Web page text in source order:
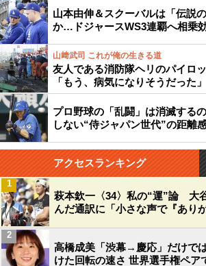
山本由伸＆スクーバルは「伝説
か…ドジャースWS3連覇へ相乗
山﨑武司 これが俺の生きる道
友人である消防隊ヘリのパイロ
「もう、病気になりそうだった」
プロ野球の「乱闘」は消滅する
しない“侍ジャパン世代”の距離
アクセスランキング
萩本欽一〈34〉私の“運”論 大
んだ通訳に「小さな声で『あり
1
高橋成美「渋幕→慶応」だけで
けた回転の速さ 世界選手権ペア
2